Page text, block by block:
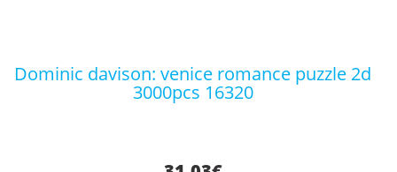
dominic davison: venice romance puzzle 2d
3000pcs 16320